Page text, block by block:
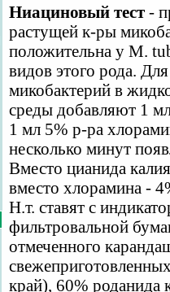
Ниациновый тест -
растущей к-ры
положительна у М.
видов этого рода.
микобактерий в
среды добавляют 1
1 мл 5% р-ра
несколько минут
Вместо цианида
вместо хлорамина -
Н.т. ставят с
фильтровальной
отмеченного
край), 60% роданида